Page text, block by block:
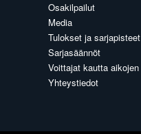
Osakilpailut
Media
Tulokset ja sarjapisteet
Sarjasäännöt
Voittajat kautta aikojen
Yhteystiedot